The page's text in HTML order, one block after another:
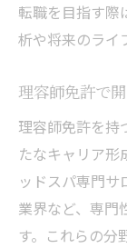
転職を目指す際
析や将来のライ
理容師免許で
理容師免許を持
たなキャリア形
ッドスパ専門サ
業界など、専門
す。これらの分